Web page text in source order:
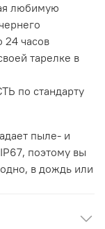
любимую
24 часов
тарелке в
по стандарту
пыле- и
поэтому вы
в дождь или